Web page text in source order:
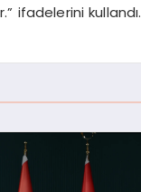
ifadelerini kullandı.